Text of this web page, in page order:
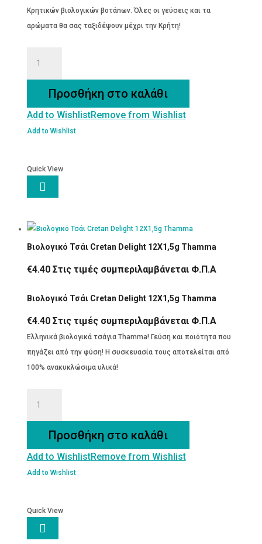
Κρητικών βιολογικών βοτάnων. Όλες οι γεύσεις και τα
αρώματα θα σας ταξιδέψουν μέχρι την Κρήτη!
Λεμόνι
300mL
Thamma
Προσθήκη στο καλάθι
Add to WishlistRemove from Wishlist
Add to Wishlist
Quick View

Βιολογικό Τσάι Cretan Delight 12Χ1,5g Thamma
€4.40 Στις τιμές συμπεριλαμβάνεται Φ.Π.Α
Βιολογικό Τσάι Cretan Delight 12Χ1,5g Thamma
€4.40 Στις τιμές συμπεριλαμβάνεται Φ.Π.Α
Ελληνικά βιολογικά τσάγια Thamma! Γεύση και ποιότητα που
πηγάζει από την φύση! Η συσκευασία τους αποτελείται από
100% ανακυκλώσιμα υλικά!
12Χ1,5g
Thamma
Προσθήκη στο καλάθι
Add to WishlistRemove from Wishlist
Add to Wishlist
Quick View
